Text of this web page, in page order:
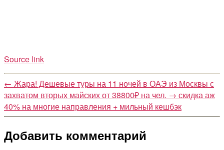
Source link
← Жара! Дешевые туры на 11 ночей в ОАЭ из Москвы с
захватом вторых майских от 38800₽ на чел. → скидка аж
40% на многие направления + мильный кешбэк
Добавить комментарий